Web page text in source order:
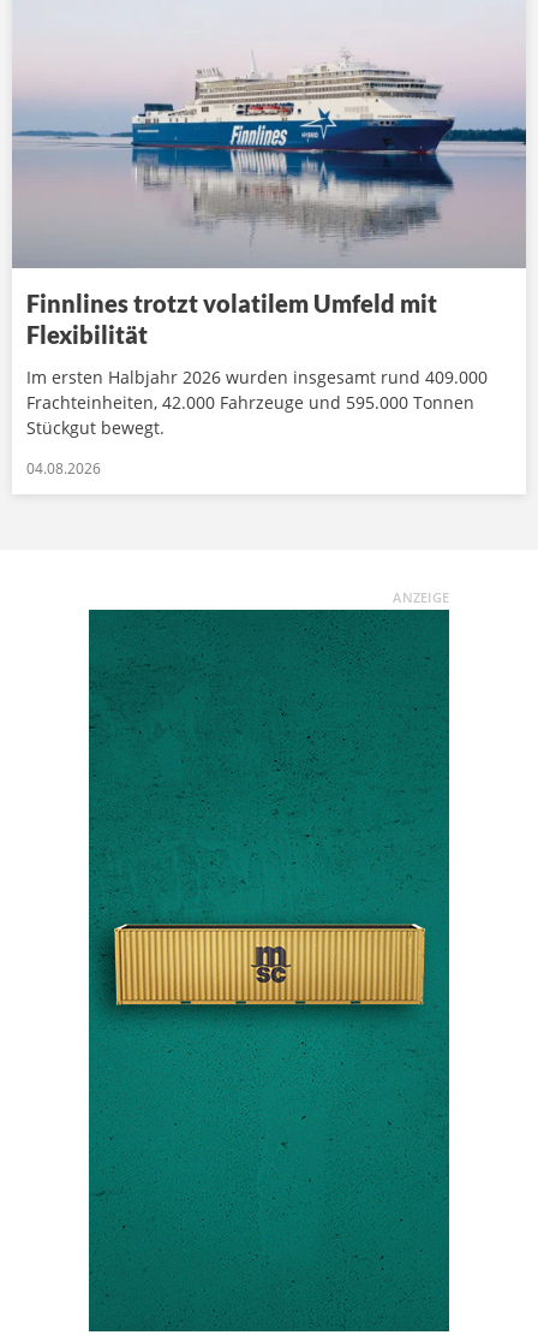
Finnlines trotzt volatilem Umfeld mit
Flexibilität
Im ersten Halbjahr 2026 wurden insgesamt rund 409.000
Frachteinheiten, 42.000 Fahrzeuge und 595.000 Tonnen
Stückgut bewegt.
04.08.2026
ANZEIGE